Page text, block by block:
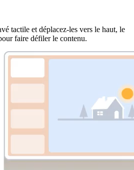
tactile et déplacez-les vers le haut, le
faire défiler le contenu.